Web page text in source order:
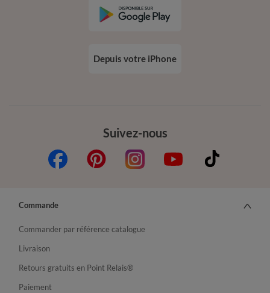
Suivez-nous
Depuis votre iPhone
Commande
Commander par référence catalogue
Livraison
Retours gratuits en Point Relais®
Paiement